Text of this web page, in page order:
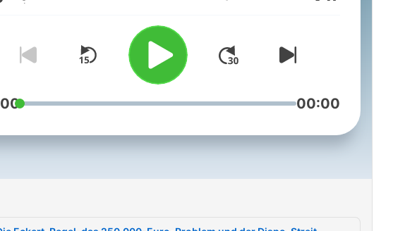
aktuelle Aktien, Fonds, ETFs
und gibt wertvolle Tipps für
eine erfolgreiche Geldanlage.
In jeder Folge neue Finanz-
Nachrichten und wertvolle
Börse und den Aktienmarkt –
Neueinsteiger. Mit dem
Aktien“ immer up-to-date.
00:00